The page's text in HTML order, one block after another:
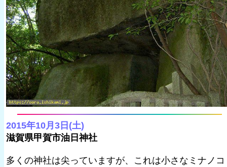
2015年10月3日(土)
滋賀県甲賀市油日神社
多くの神社は尖っていますが、これは小さなミナノコ